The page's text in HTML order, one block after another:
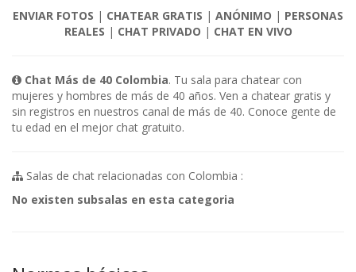
ENVIAR FOTOS | CHATEAR GRATIS | ANÓNIMO | PERSONAS
REALES | CHAT PRIVADO | CHAT EN VIVO
Chat Más de 40 Colombia. Tu sala para chatear con
mujeres y hombres de más de 40 años. Ven a chatear gratis y
sin registros en nuestros canal de más de 40. Conoce gente de
tu edad en el mejor chat gratuito.
Salas de chat relacionadas con Colombia :
No existen subsalas en esta categoria